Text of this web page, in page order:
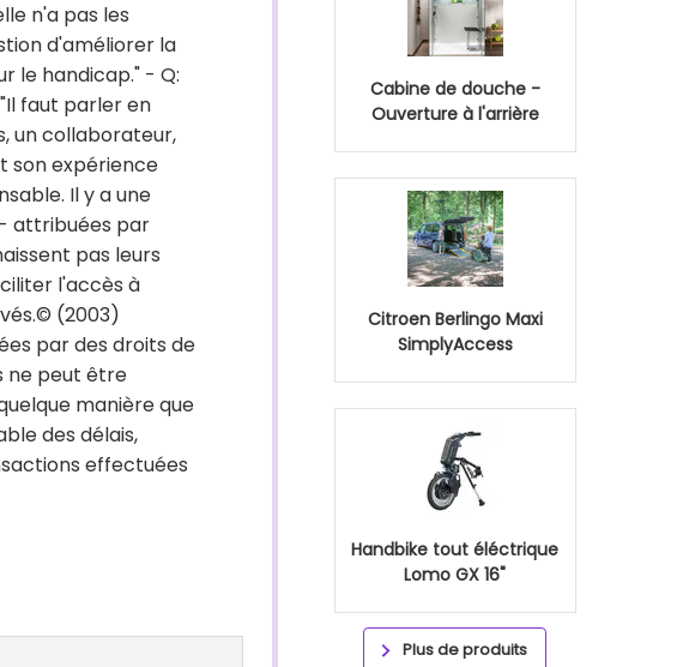
n'a pas les
d'améliorer la
le handicap." - Q:
faut parler en
un collaborateur,
son expérience
Il y a une
attribuées par
pas leurs
l'accès à
(2003)
par des droits de
ne peut être
manière que
des délais,
effectuées
Cabine de douche -
Ouverture à l'arrière
Citroen Berlingo Maxi
SimplyAccess
Handbike tout éléctrique
Lomo GX 16"
Plus de produits